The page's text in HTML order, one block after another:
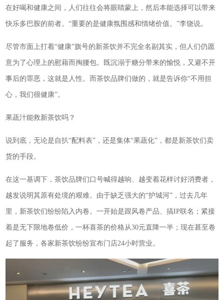
在好喝和健康之间，人们往往会将眼睛蒙上，然后本能选择可以带来
快乐多巴胺的前者。“重要的是健康氛围感和情绪价值。”李饶说。
尽管市面上打着“健康”旗号的新茶饮并不完全名副其实，但人们仍愿
意为了心理上的慰藉而掏腰包。既沉溺于糖分带来的愉悦，又避不开
事后的罪恶，这就是人性。而茶饮品牌们做的，就是告诉你“不用担
心，我们很健康”。
果蔬汁能救新茶饮吗？
说到底，无论是自扒“配料表”，还是集体“果蔬化”，都是新茶饮们卖
货的手段。
在这一基调下，茶饮品牌们口号喊得越响、越变着花样讨好消费者，
越发说明其原有处境的艰难。由于缺乏强大的“护城河”，过去几年
里，新茶饮们纷纷陷入内卷。一开始是跟风卷产品、搞IP联名；紧接
着是无下限地卷低价，一杯喜茶的价格从30元直降一半；现在甚至卷
起了服务，各家新茶饮纷纷宣布门店24小时营业。